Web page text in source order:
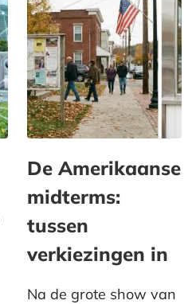
De Amerikaanse
midterms:
tussen
verkiezingen in
Na de grote show van